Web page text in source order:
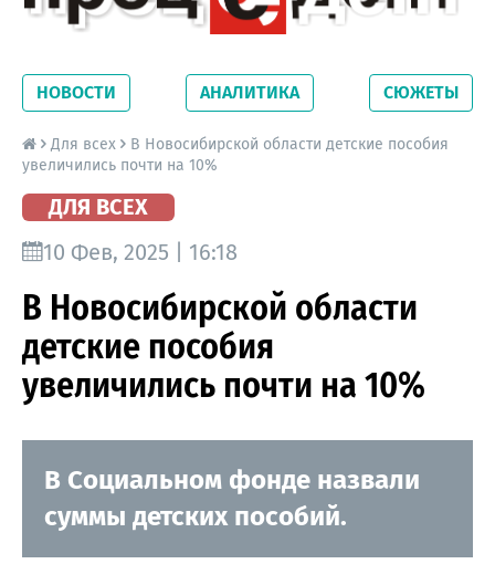
Новосибирской области. Читайте свежие
новости на сайте сетевого издания
Precedent.
НОВОСТИ АНАЛИТИКА СЮЖЕТЫ
Для всех
В Новосибирской области детские пособия
увеличились почти на 10%
ДЛЯ ВСЕХ
10 Фев, 2025 | 16:18
В Новосибирской области
детские пособия
увеличились почти на 10%
В Социальном фонде назвали
суммы детских пособий.